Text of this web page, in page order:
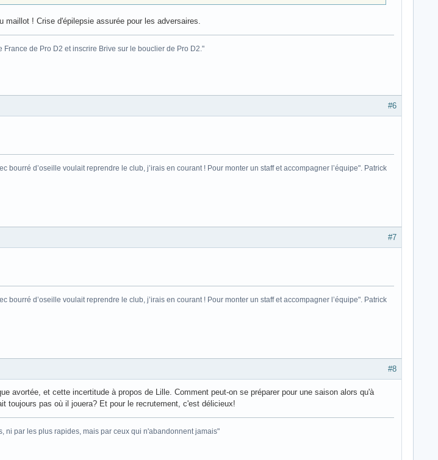
! Crise d'épilepsie assurée pour les adversaires.
de Pro D2 et inscrire Brive sur le bouclier de Pro D2."
#6
bourré d’oseille voulait reprendre le club, j’irais en courant ! Pour monter un staff et accompagner l’équipe". Patrick
#7
bourré d’oseille voulait reprendre le club, j’irais en courant ! Pour monter un staff et accompagner l’équipe". Patrick
#8
avortée, et cette incertitude à propos de Lille. Comment peut-on se préparer pour une saison alors qu'à
toujours pas où il jouera? Et pour le recrutement, c'est délicieux!
par les plus rapides, mais par ceux qui n'abandonnent jamais"